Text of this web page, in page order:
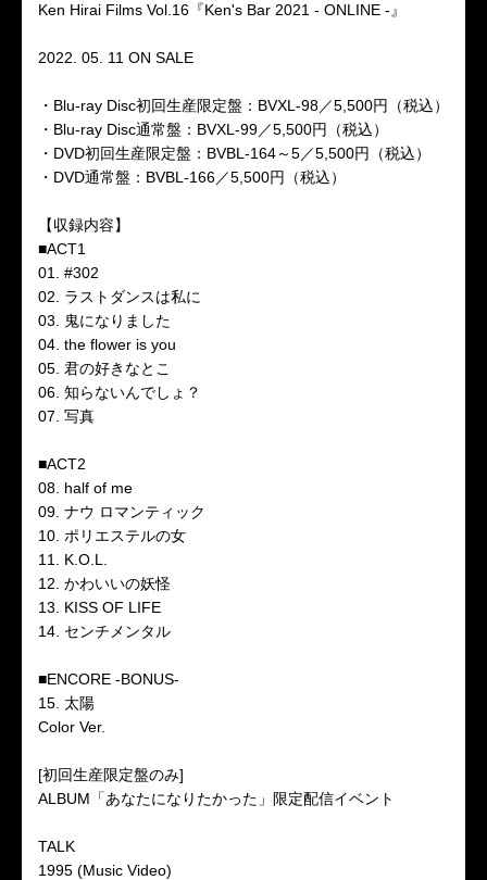
Ken Hirai Films Vol.16『Ken's Bar 2021 - ONLINE -』
2022. 05. 11 ON SALE
・Blu-ray Disc初回生産限定盤：BVXL-98／5,500円（税込）
・Blu-ray Disc通常盤：BVXL-99／5,500円（税込）
・DVD初回生産限定盤：BVBL-164～5／5,500円（税込）
・DVD通常盤：BVBL-166／5,500円（税込）
【収録内容】
■ACT1
01. #302
02. ラストダンスは私に
03. 鬼になりました
04. the flower is you
05. 君の好きなとこ
06. 知らないんでしょ？
07. 写真
■ACT2
08. half of me
09. ナウ ロマンティック
10. ポリエステルの女
11. K.O.L.
12. かわいいの妖怪
13. KISS OF LIFE
14. センチメンタル
■ENCORE -BONUS-
15. 太陽
Color Ver.
[初回生産限定盤のみ]
ALBUM「あなたになりたかった」限定配信イベント
TALK
1995 (Music Video)